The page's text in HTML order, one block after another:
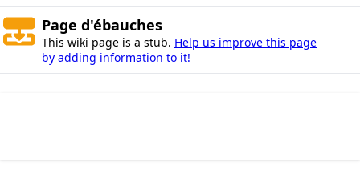
Page d'ébauches
This wiki page is a stub. Help us improve this page
by adding information to it!